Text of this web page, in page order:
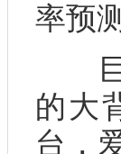
率预
巨
的大
台，